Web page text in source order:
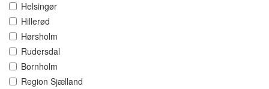
Helsingør
Hillerød
Hørsholm
Rudersdal
Bornholm
Region Sjælland